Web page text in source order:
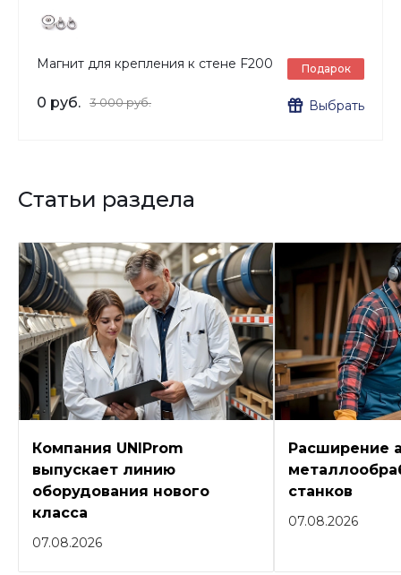
Магнит для крепления к стене F200
0 руб. 3 000 руб.
Подарок
Выбрать
Статьи раздела
Компания UNIProm
выпускает линию
оборудования нового
класса
07.08.2026
Расширение
станков
07.08.2026